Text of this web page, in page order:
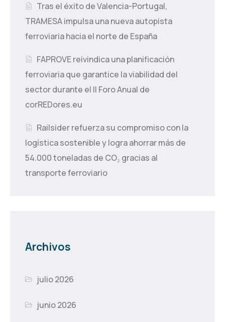
Tras el éxito de Valencia-Portugal,
TRAMESA impulsa una nueva autopista
ferroviaria hacia el norte de España
FAPROVE reivindica una planificación
ferroviaria que garantice la viabilidad del
sector durante el II Foro Anual de
corREDores.eu
Railsider refuerza su compromiso con la
logística sostenible y logra ahorrar más de
54.000 toneladas de CO₂ gracias al
transporte ferroviario
Archivos
julio 2026
junio 2026